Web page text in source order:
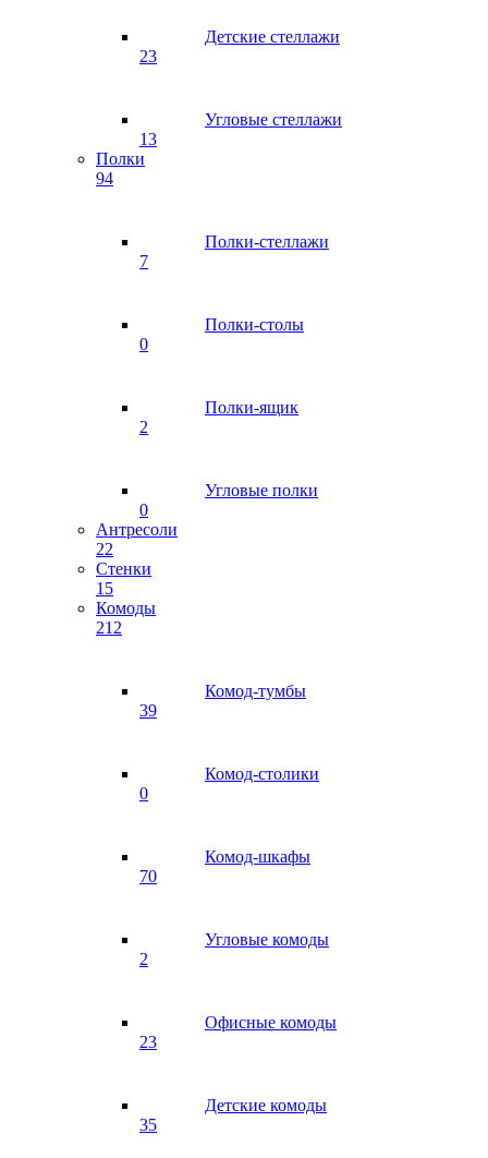
Детские стеллажи
23
Угловые стеллажи
13
Полки
94
Полки-стеллажи
7
Полки-столы
0
Полки-ящик
2
Угловые полки
0
Антресоли
22
Стенки
15
Комоды
212
Комод-тумбы
39
Комод-столики
0
Комод-шкафы
70
Угловые комоды
2
Офисные комоды
23
Детские комоды
35